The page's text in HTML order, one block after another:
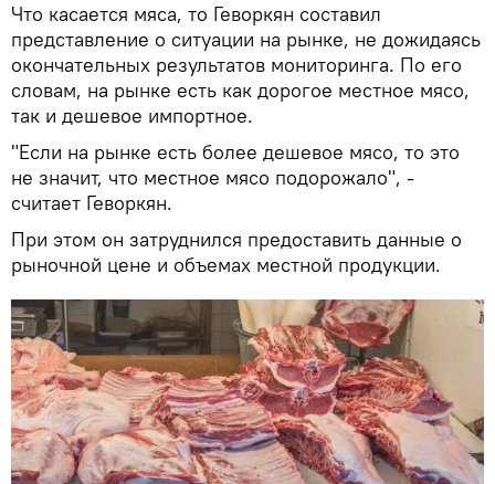
Что касается мяса, то Геворкян составил
представление о ситуации на рынке, не дожидаясь
окончательных результатов мониторинга. По его
словам, на рынке есть как дорогое местное мясо,
так и дешевое импортное.
"Если на рынке есть более дешевое мясо, то это
не значит, что местное мясо подорожало", -
считает Геворкян.
При этом он затруднился предоставить данные о
рыночной цене и объемах местной продукции.